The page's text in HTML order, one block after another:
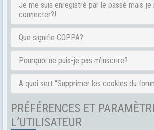
Je me suis enregistré par le passé mais je
connecter?!
Que signifie COPPA?
Pourquoi ne puis-je pas m’inscrire?
A quoi sert “Supprimer les cookies du
PRÉFÉRENCES ET
L’UTILISATEUR